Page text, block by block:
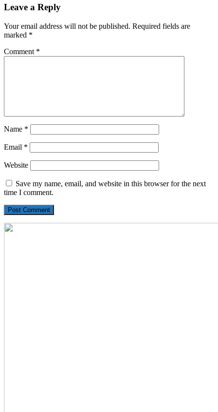
Leave a Reply
Your email address will not be published. Required fields are
marked *
Comment *
Name *
Email *
Website
Save my name, email, and website in this browser for the next
time I comment.